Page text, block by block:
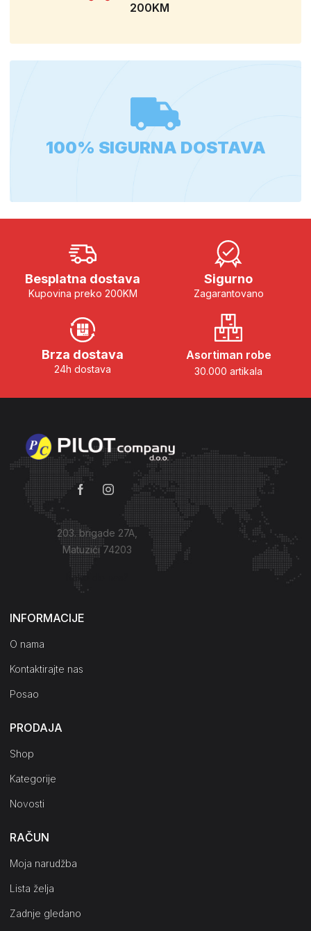
200KM
100% SIGURNA DOSTAVA
Besplatna dostava
Kupovina preko 200KM
Sigurno
Zagarantovano
Brza dostava
24h dostava
Asortiman robe
30.000 artikala
203. brigade 27A,
Matuzići 74203
Kako do nas?
INFORMACIJE
O nama
Kontaktirajte nas
Posao
PRODAJA
Shop
Kategorije
Novosti
RAČUN
Moja narudžba
Lista želja
Zadnje gledano